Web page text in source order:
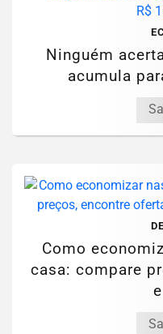
Ninguém
acumula
Como
casa: compare